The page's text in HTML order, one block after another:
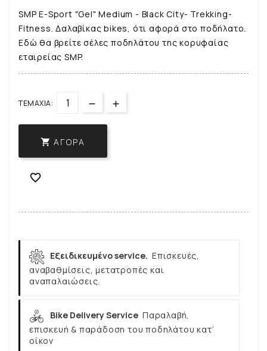
SMP E-Sport "Gel" Medium - Black City- Trekking-
Fitness. Δαλαβίκας bikes, ότι αφορά στο ποδήλατο.
Εδώ θα βρείτε σέλες ποδηλάτου της κορυφαίας
εταιρείας SMP.
ΤΕΜΆΧΙΑ:
 ΑΓΟΡΆ

Εξειδικευμένο service. Επισκευές,
αναβαθμίσεις, μετατροπές και
αναπαλαιώσεις.
Bike Delivery Service Παραλαβή,
επισκευή & παράδοση του ποδηλάτου κατ’
οίκον